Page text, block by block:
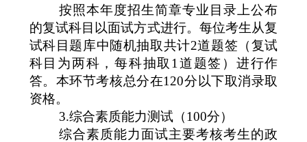
按照本年度招生简章专业目录上公布
的复试科目以面试方式进行。每位考生从复
试科目题库中随机抽取共计2道题签（复试
科目为两科，每科抽取 1 道题签）进行作
答。本环节考核总分在120分以下取消录取
资格。
3.综合素质能力测试（100分）
综合素质能力面试主要考核考生的政